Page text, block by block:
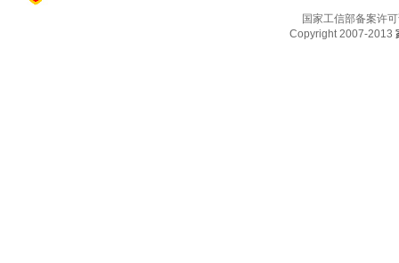
国家工信部备案许
Copyright 2007-2013